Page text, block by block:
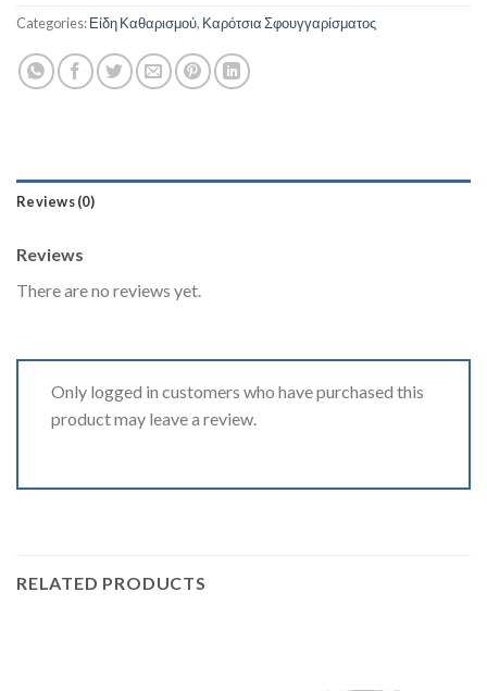
Categories:Είδη Καθαρισμού, Καρότσια Σφουγγαρίσματος
Reviews (0)
Reviews
There are no reviews yet.
Only logged in customers who have purchased this
product may leave a review.
RELATED PRODUCTS